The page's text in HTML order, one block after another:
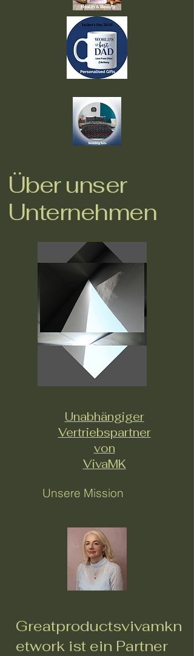
Über unser
Unternehmen
Unabhängiger
Vertriebspartner
von
VivaMK
Unsere Mission
Greatproductsvivamkn
etwork ist ein Partner